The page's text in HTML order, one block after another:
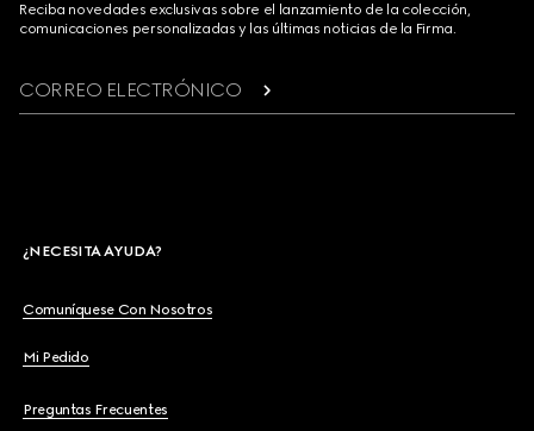
Reciba novedades exclusivas sobre el lanzamiento de la colección,
comunicaciones personalizadas y las últimas noticias de la Firma.
CORREO ELECTRÓNICO
¿NECESITA AYUDA?
Comuníquese Con Nosotros
Mi Pedido
Preguntas Frecuentes